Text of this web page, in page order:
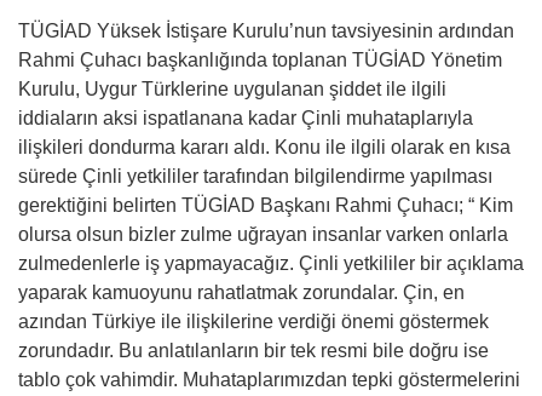
TÜGİAD Yüksek İstişare Kurulu’nun tavsiyesinin ardından
Rahmi Çuhacı başkanlığında toplanan TÜGİAD Yönetim
Kurulu, Uygur Türklerine uygulanan şiddet ile ilgili
iddiaların aksi ispatlanana kadar Çinli muhataplarıyla
ilişkileri dondurma kararı aldı. Konu ile ilgili olarak en kısa
sürede Çinli yetkililer tarafından bilgilendirme yapılması
gerektiğini belirten TÜGİAD Başkanı Rahmi Çuhacı; “ Kim
olursa olsun bizler zulme uğrayan insanlar varken onlarla
zulmedenlerle iş yapmayacağız. Çinli yetkililer bir açıklama
yaparak kamuoyunu rahatlatmak zorundalar. Çin, en
azından Türkiye ile ilişkilerine verdiği önemi göstermek
zorundadır. Bu anlatılanların bir tek resmi bile doğru ise
tablo çok vahimdir. Muhataplarımızdan tepki göstermelerini